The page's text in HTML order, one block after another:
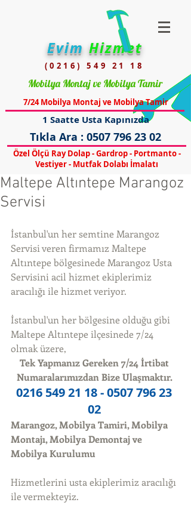
EvimHizmet
(0216) 549 21 18
Mobilya Montaj ve Mobilya Tamir
7/24 Mobilya Montaj ve Mobilya Tamir
1 Saatte Usta Kapınızda
Tıkla Ara : 0507 796 23 02
Özel Ölçü Ray Dolap - Gardrop - Portmanto -
Vestiyer - Mutfak Dolabı İmalatı
Maltepe Altıntepe Marangoz
Servisi
İstanbul'un her semtine Marangoz
Servisi veren firmamız Maltepe
Altıntepe bölgesinede Marangoz Usta
Servisini acil hizmet ekiplerimiz
aracılığı ile hizmet veriyor.
İstanbul'un her bölgesine olduğu gibi
Maltepe Altıntepe ilçesinede 7/24
olmak üzere,
Tek Yapmanız Gereken 7/24 İrtibat
Numaralarımızdan Bize Ulaşmaktır.
0216 549 21 18 - 0507 796 23
02
Marangoz, Mobilya Tamiri, Mobilya
Montajı, Mobilya Demontaj ve
Mobilya Kurulumu
Hizmetlerini usta ekiplerimiz aracılığı
ile vermekteyiz.